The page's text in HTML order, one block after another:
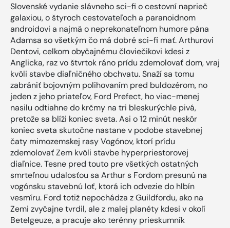
Slovenské vydanie slávneho sci-fi o cestovní naprieč
galaxiou, o štyroch cestovateľoch a paranoidnom
androidovi a najmä o neprekonateľnom humore pána
Adamsa so všetkým čo má dobré sci-fi mať. Arthurovi
Dentovi, celkom obyčajnému človiečikovi kdesi z
Anglicka, raz vo štvrtok ráno prídu zdemolovať dom, vraj
kvôli stavbe diaľničného obchvatu. Snaží sa tomu
zabrániť bojovným polihovaním pred buldozérom, no
jeden z jeho priateľov, Ford Prefect, ho viac-menej
nasilu odtiahne do krčmy na tri bleskurýchle pivá,
pretože sa blíži koniec sveta. Asi o 12 minút neskôr
koniec sveta skutočne nastane v podobe stavebnej
čaty mimozemskej rasy Vogónov, ktorí prídu
zdemolovať Zem kvôli stavbe hyperpriestorovej
diaľnice. Tesne pred touto pre všetkých ostatných
smrteľnou udalosťou sa Arthur s Fordom presunú na
vogónsku stavebnú loť, ktorá ich odvezie do hlbín
vesmíru. Ford totiž nepochádza z Guildfordu, ako na
Zemi zvyčajne tvrdil, ale z malej planéty kdesi v okolí
Betelgeuze, a pracuje ako terénny prieskumník